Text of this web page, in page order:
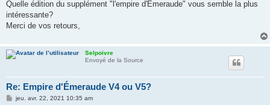
g
Quelle édition du supplément "l'empire d'Émeraude" vous semble la plus
intéressante?
Merci de vos retours,
Selpoivre
Envoyé de la Source
Re: Empire d'Émeraude V4 ou V5?
Mjeu. avr. 22, 2021 10:35 am